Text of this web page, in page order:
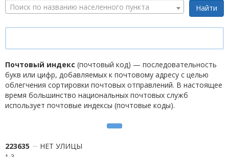
Поиск по названию населенного пункта
Почтовый индекс (почтовый код) — последовательность
букв или цифр, добавляемых к почтовому адресу с целью
облегчения сортировки почтовых отправлений. В настоящее
время большинство национальных почтовых служб
использует почтовые индексы (почтовые коды).
223635 НЕТ УЛИЦЫ